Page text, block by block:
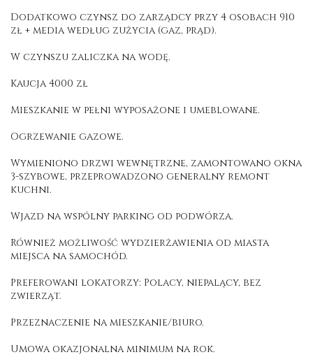
Dodatkowo czynsz do zarządcy przy 4 osobach 910
zł + media według zużycia (gaz, prąd).
W czynszu zaliczka na wodę.
Kaucja 4000 zł
Mieszkanie w pełni wyposażone i umeblowane.
Ogrzewanie gazowe.
Wymieniono drzwi wewnętrzne, zamontowano okna
3-szybowe, przeprowadzono generalny remont
kuchni.
Wjazd na wspólny parking od podwórza.
Również możliwość wydzierżawienia od miasta
miejsca na samochód.
Preferowani lokatorzy: Polacy, niepalący, bez
zwierząt.
Przeznaczenie na mieszkanie/biuro.
Umowa okazjonalna minimum na rok.